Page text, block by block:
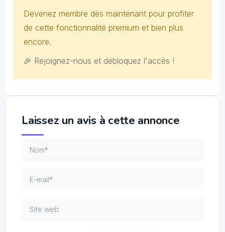
Devenez membre dès maintenant pour profiter
de cette fonctionnalité premium et bien plus
encore.
🎉 Rejoignez-nous et débloquez l'accès !
Laissez un avis à cette annonce